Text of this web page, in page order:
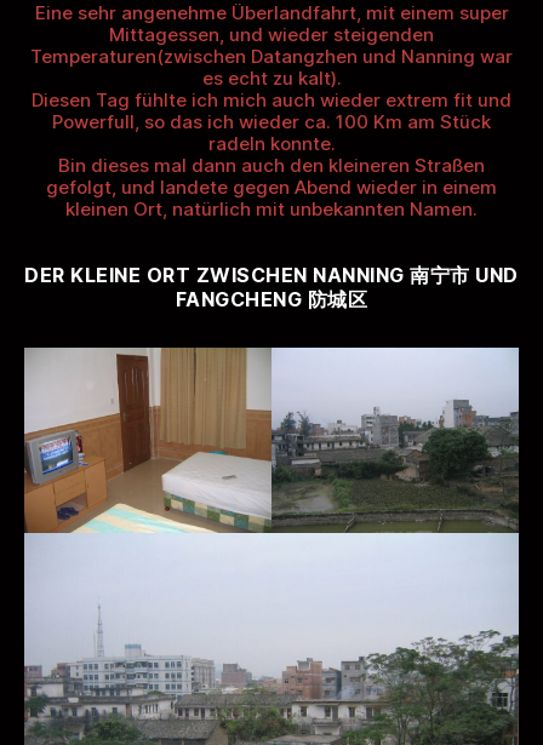
Eine sehr angenehme Überlandfahrt, mit einem super
Mittagessen, und wieder steigenden
Temperaturen(zwischen Datangzhen und Nanning war
es echt zu kalt).
Diesen Tag fühlte ich mich auch wieder extrem fit und
Powerfull, so das ich wieder ca. 100 Km am Stück
radeln konnte.
Bin dieses mal dann auch den kleineren Straßen
gefolgt, und landete gegen Abend wieder in einem
kleinen Ort, natürlich mit unbekannten Namen.
DER KLEINE ORT ZWISCHEN NANNING 南宁市 UND
FANGCHENG 防城区